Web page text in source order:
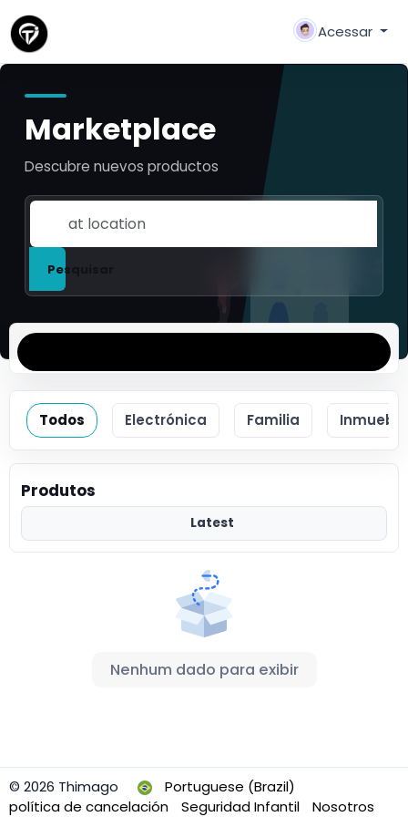
Acessar
Marketplace
Descubre nuevos productos
Pesquisar
Todos Electrónica Familia
Produtos
Latest
Nenhum dado para exibir
© 2026 Thimago
Portuguese (Brazil)
política de cancelación
Seguridad Infantil Nosotros